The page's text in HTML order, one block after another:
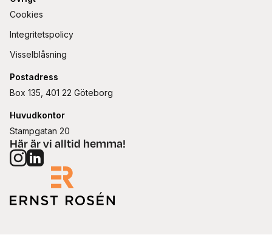
Här är vi alltid hemma!
Cookies
Integritetspolicy
Visselblåsning
Postadress
Box 135, 401 22 Göteborg
Huvudkontor
Stampgatan 20